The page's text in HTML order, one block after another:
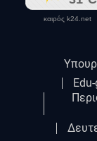
καιρός k24.net